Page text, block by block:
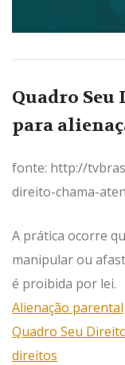
Quadro
para
fonte: http://
direito-chama-
A prática ocorre
manipular ou
é proibida por lei.
Alienação parental
Quadro Seu
direitos